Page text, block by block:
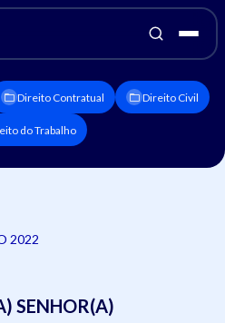
Direito Contratual Direito Civil
do Trabalho
2022
SENHOR(A)